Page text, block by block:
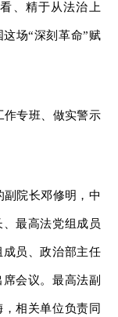
、精于从法治上
场“深刻革命”赋
作专班、做实警示
院长邓修明，中
最高法党组成员
员、政治部主任
会议。最高法副
相关单位负责同